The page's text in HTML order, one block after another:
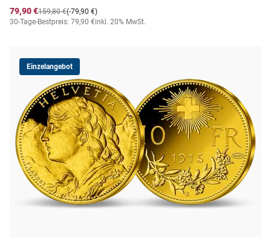
79,90 €
(-79,90 €)
159,80 €
30-Tage-Bestpreis: 79,90 €inkl. 20% MwSt.
Einzelangebot